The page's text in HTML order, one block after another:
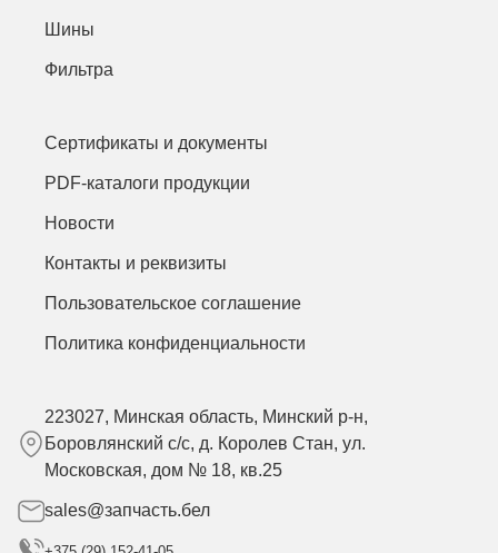
Шины
Фильтра
Сертификаты и документы
PDF-каталоги продукции
Новости
Контакты и реквизиты
Пользовательское соглашение
Политика конфиденциальности
223027, Минская область, Минский р-н,
Боровлянский с/с, д. Королев Стан, ул.
Московская, дом № 18, кв.25
sales@запчасть.бел